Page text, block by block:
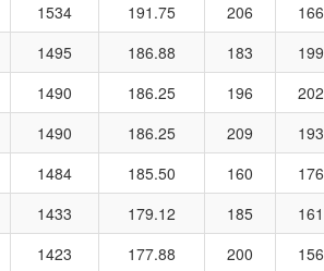
1534 191.75 206 166
1495 186.88 183 199
1490 186.25 196 202
1490 186.25 209 193
1484 185.50 160 176
1433 179.12 185 161
1423 177.88 200 156